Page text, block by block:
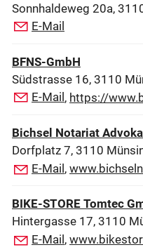
Sonnhaldeweg 20a,
E-Mail
BFNS-GmbH
Südstrasse 16, 3110
E-Mail , https://
Bichsel Notariat
Dorfplatz 7, 3110
E-Mail,
BIKE-STORE Tomtec
Hintergasse 17, 3110
E-Mail,